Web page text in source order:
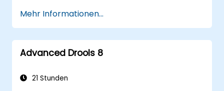
Regeln effektiv mit Drools Workbench zu
verwalten, zu testen und zu pflegen.
Mit technischen Teams
zusammenzuarbeiten, um geschäftliche
verfeinern.
Mehr Informationen...
Advanced Drools 8
21 Stunden